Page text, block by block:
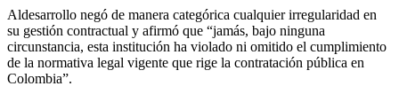
Aldesarrollo negó de manera categórica cualquier irregularidad en
su gestión contractual y afirmó que “jamás, bajo ninguna
circunstancia, esta institución ha violado ni omitido el cumplimiento
de la normativa legal vigente que rige la contratación pública en
Colombia”.